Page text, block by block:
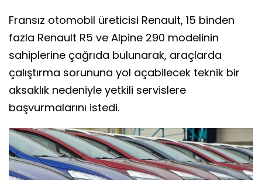
Fransız otomobil üreticisi Renault, 15 binden
fazla Renault R5 ve Alpine 290 modelinin
sahiplerine çağrıda bulunarak, araçlarda
çalıştırma sorununa yol açabilecek teknik bir
aksaklık nedeniyle yetkili servislere
başvurmalarını istedi.